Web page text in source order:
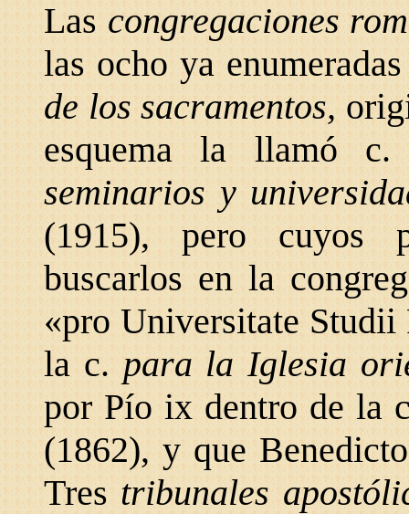
Lascongregaciones
las ocho ya
de los sacramentos,
esquema la llamó
seminarios y
(1915), pero cuyos
buscarlos en la
«pro Universitate
la c.para la Iglesia
por Pío ix dentro de la
(1862), y que
Trestribunales